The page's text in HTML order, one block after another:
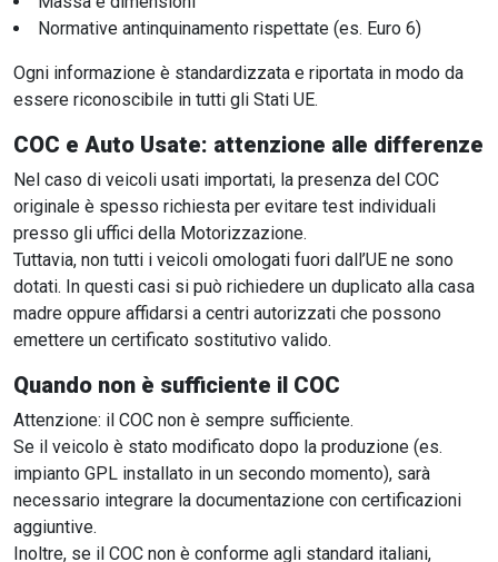
Normative antinquinamento rispettate (es. Euro 6)
Ogni informazione è standardizzata e riportata in modo da
essere riconoscibile in tutti gli Stati UE.
COC e Auto Usate: attenzione alle differenze
Nel caso di veicoli usati importati, la presenza del COC
originale è spesso richiesta per evitare test individuali
presso gli uffici della Motorizzazione.
Tuttavia, non tutti i veicoli omologati fuori dall’UE ne sono
dotati. In questi casi si può richiedere un duplicato alla casa
madre oppure affidarsi a centri autorizzati che possono
emettere un certificato sostitutivo valido.
Quando non è sufficiente il COC
Attenzione: il COC non è sempre sufficiente.
Se il veicolo è stato modificato dopo la produzione (es.
impianto GPL installato in un secondo momento), sarà
necessario integrare la documentazione con certificazioni
aggiuntive.
Inoltre, se il COC non è conforme agli standard italiani,